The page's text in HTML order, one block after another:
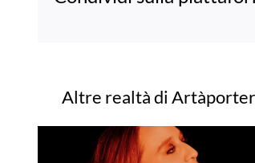
Progetti correlati